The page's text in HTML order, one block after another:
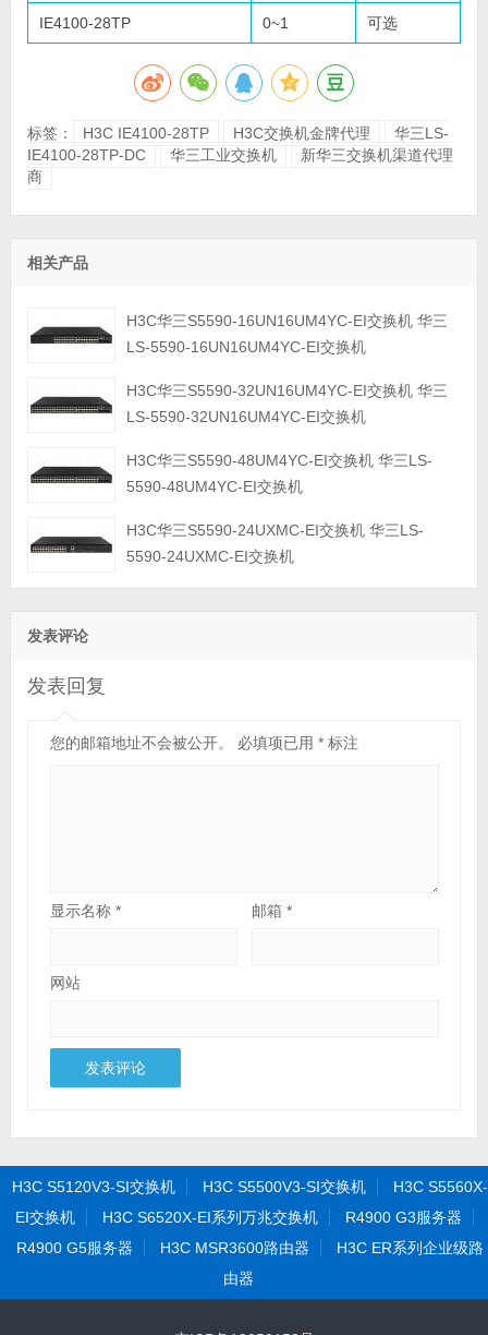
IE4100-28TP 0~1 可选
标签： H3C IE4100-28TP H3C交换机金牌代理
华三LS-
IE4100-28TP-DC
华三工业交换机
新华三交换机渠道代理
商
相关产品
H3C华三S5590-16UN16UM4YC-EI交换机 华三
LS-5590-16UN16UM4YC-EI交换机
H3C华三S5590-32UN16UM4YC-EI交换机 华三
LS-5590-32UN16UM4YC-EI交换机
H3C华三S5590-48UM4YC-EI交换机 华三LS-
5590-48UM4YC-EI交换机
H3C华三S5590-24UXMC-EI交换机 华三LS-
5590-24UXMC-EI交换机
发表评论
发表回复
您的邮箱地址不会被公开。 必填项已用 *标注
显示名称 * 邮箱*
网站
H3C S5120V3-SI交换机 H3C S5500V3-SI交换机
H3C S5560X-
EI交换机
H3C S6520X-EI系列万兆交换机
R4900 G3服务器
R4900 G5服务器
H3C MSR3600路由器
H3C ER系列企业级路
由器